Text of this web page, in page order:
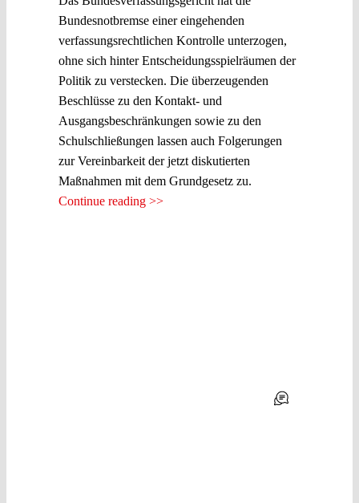
Bundesnotbremse einer eingehenden
verfassungsrechtlichen Kontrolle unterzogen,
ohne sich hinter Entscheidungsspielräumen der
Politik zu verstecken. Die überzeugenden
Beschlüsse zu den Kontakt- und
Ausgangsbeschränkungen sowie zu den
Schulschließungen lassen auch Folgerungen
zur Vereinbarkeit der jetzt diskutierten
Maßnahmen mit dem Grundgesetz zu.
Continue reading >>